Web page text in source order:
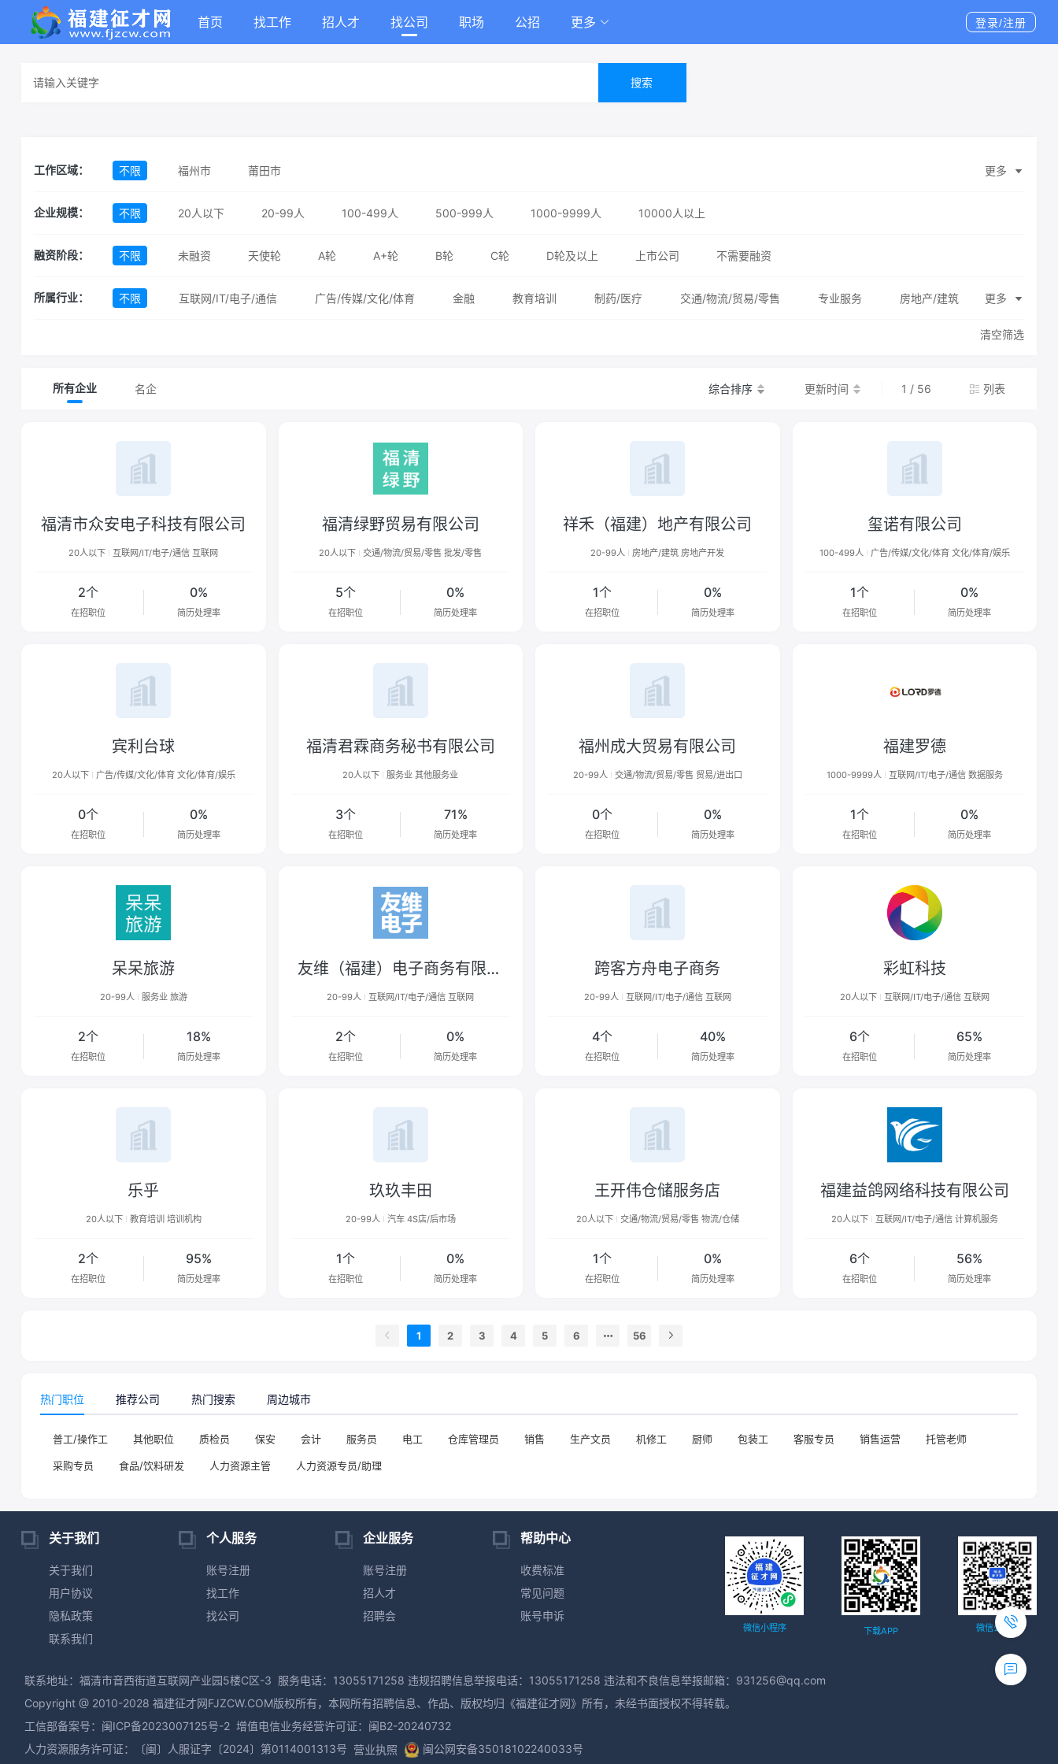
首页 找工作 招人才 找公司 职场 公招 更多 登录/注册
搜索
工作区域： 不限 福州市 莆田市 更多
企业规模： 不限 20人以下 20-99人 100-499人 500-999人 1000-9999人 10000人以上
融资阶段： 不限 未融资 天使轮 A轮 A+轮 B轮 C轮 D轮及以上 上市公司 不需要融资
所属行业： 不限 互联网/IT/电子/通信 广告/传媒/文化/体育 金融 教育培训 制药/医疗 交通/物流/贸易/零售 专业服务 房地产/建筑 更多
清空筛选
所有企业 名企 综合排序 更新时间 1 / 56 列表
福清市众安电子科技有限公司
20人以下 互联网/IT/电子/通信 互联网
2个
在招职位
0%
简历处理率
福清绿野贸易有限公司
20人以下 交通/物流/贸易/零售 批发/零售
5个
在招职位
0%
简历处理率
祥禾（福建）地产有限公司
20-99人 房地产/建筑 房地产开发
1个
在招职位
0%
简历处理率
玺诺有限公司
100-499人 广告/传媒/文化/体育 文化/体育/娱乐
1个
在招职位
0%
简历处理率
宾利台球
20人以下 广告/传媒/文化/体育 文化/体育/娱乐
0个
在招职位
0%
简历处理率
福清君霖商务秘书有限公司
20人以下 服务业 其他服务业
3个
在招职位
71%
简历处理率
福州成大贸易有限公司
20-99人 交通/物流/贸易/零售 贸易/进出口
0个
在招职位
0%
简历处理率
福建罗德
1000-9999人 互联网/IT/电子/通信 数据服务
1个
在招职位
0%
简历处理率
呆呆旅游
20-99人 服务业 旅游
2个
在招职位
18%
简历处理率
友维（福建）电子商务有限公司
20-99人 互联网/IT/电子/通信 互联网
2个
在招职位
0%
简历处理率
跨客方舟电子商务
20-99人 互联网/IT/电子/通信 互联网
4个
在招职位
40%
简历处理率
彩虹科技
20人以下 互联网/IT/电子/通信 互联网
6个
在招职位
65%
简历处理率
乐乎
20人以下 教育培训 培训机构
2个
在招职位
95%
简历处理率
玖玖丰田
20-99人 汽车 4S店/后市场
1个
在招职位
0%
简历处理率
王开伟仓储服务店
20人以下 交通/物流/贸易/零售 物流/仓储
1个
在招职位
0%
简历处理率
福建益鸽网络科技有限公司
20人以下 互联网/IT/电子/通信 计算机服务
6个
在招职位
56%
简历处理率
1 2 3 4 5 6 56
热门职位 推荐公司 热门搜索 周边城市
普工/操作工 其他职位 质检员 保安 会计 服务员 电工 仓库管理员 销售 生产文员 机修工 厨师 包装工 客服专员 销售运营 托管老师
采购专员 食品/饮料研发 人力资源主管 人力资源专员/助理
关于我们
关于我们
用户协议
隐私政策
联系我们
个人服务
账号注册
找工作
找公司
企业服务
账号注册
招人才
招聘会
帮助中心
收费标准
常见问题
账号申诉
微信小程序 下载APP 微信公众号
联系地址：福清市音西街道互联网产业园5楼C区-3 服务电话：13055171258 违规招聘信息举报电话：13055171258 违法和不良信息举报邮箱：931256@qq.com
Copyright @ 2010-2028 福建征才网FJZCW.COM版权所有，本网所有招聘信息、作品、版权均归《福建征才网》所有，未经书面授权不得转载。
工信部备案号： 闽ICP备2023007125号-2 增值电信业务经营许可证：闽B2-20240732
人力资源服务许可证：〔闽〕人服证字〔2024〕第0114001313号 营业执照 闽公网安备35018102240033号